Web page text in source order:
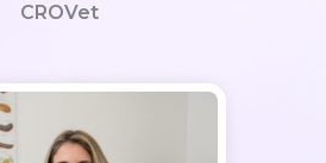
CROVet